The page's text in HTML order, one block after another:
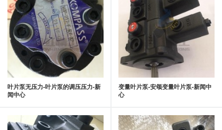
叶片泵无压力-叶片泵的调压压力-新
闻中心
变量叶片泵-安颂变量叶片泵-新闻中
心